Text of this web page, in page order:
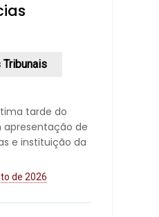
Tribunais
tarde do
de
e instituição da
de 2026